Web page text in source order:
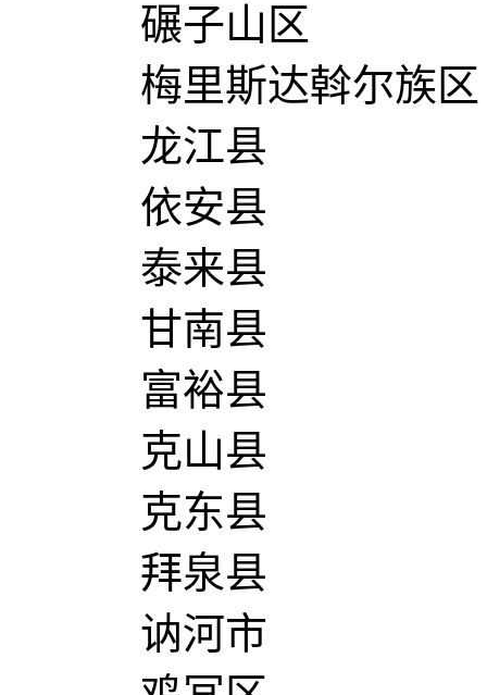
碾子山区
梅里斯达斡尔族区
龙江县
依安县
泰来县
甘南县
富裕县
克山县
克东县
拜泉县
讷河市